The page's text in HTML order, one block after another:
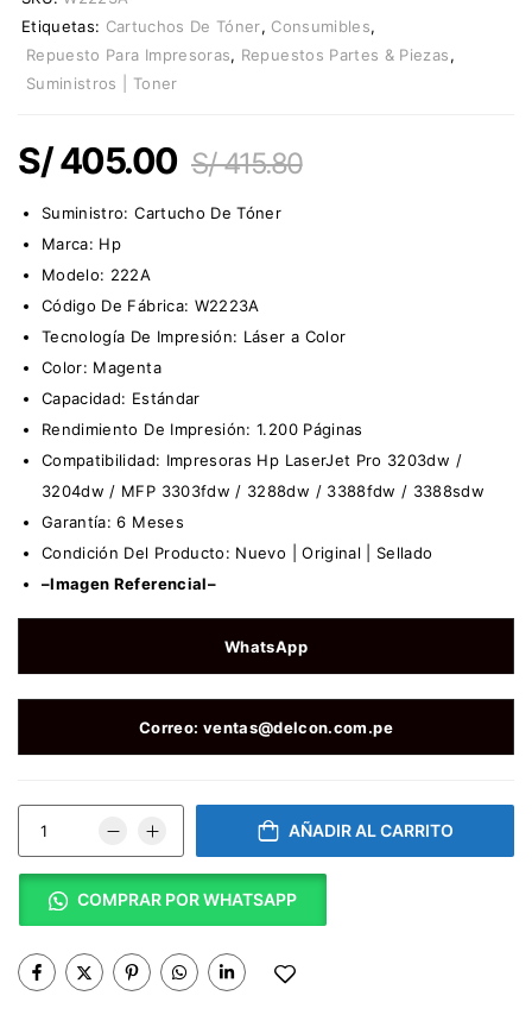
Etiquetas: Cartuchos De Tóner, Consumibles,
Repuesto Para Impresoras, Repuestos Partes & Piezas,
Suministros | Toner
S/405.00 S/415.80
Suministro: Cartucho De Tóner
Marca: Hp
Modelo: 222A
Código De Fábrica: W2223A
Tecnología De Impresión: Láser a Color
Color: Magenta
Capacidad: Estándar
Rendimiento De Impresión: 1.200 Páginas
Compatibilidad: Impresoras Hp LaserJet Pro 3203dw /
3204dw / MFP 3303fdw / 3288dw / 3388fdw / 3388sdw
Garantía: 6 Meses
Condición Del Producto: Nuevo | Original | Sellado
–Imagen Referencial–
WhatsApp
Correo: ventas@delcon.com.pe
AÑADIR AL CARRITO
COMPRAR POR WHATSAPP